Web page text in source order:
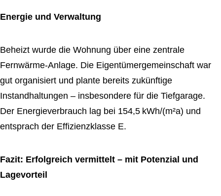
Energie und Verwaltung
Beheizt wurde die Wohnung über eine zentrale
Fernwärme-Anlage. Die Eigentümergemeinschaft war
gut organisiert und plante bereits zukünftige
Instandhaltungen – insbesondere für die Tiefgarage.
Der Energieverbrauch lag bei 154,5 kWh/(m²a) und
entsprach der Effizienzklasse E.
Fazit: Erfolgreich vermittelt – mit Potenzial und
Lagevorteil